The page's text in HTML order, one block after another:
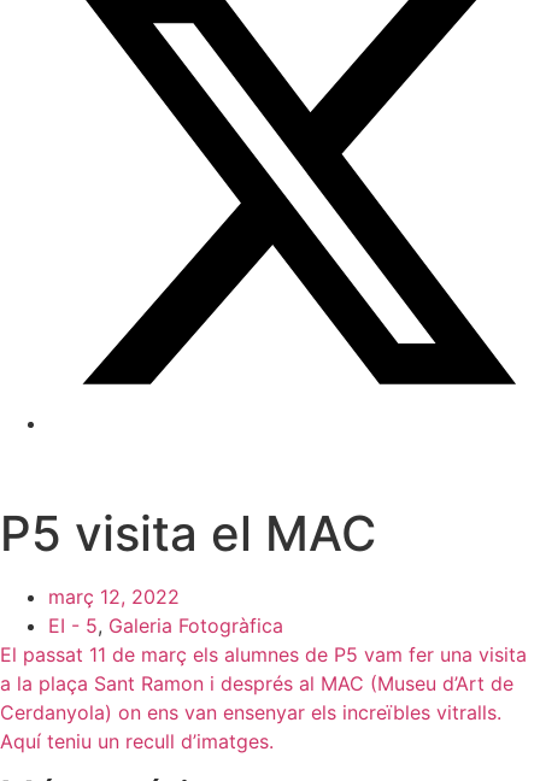
P5 visita el MAC
març 12, 2022
EI - 5, Galeria Fotogràfica
El passat 11 de març els alumnes de P5 vam fer una visita
a la plaça Sant Ramon i després al MAC (Museu d’Art de
Cerdanyola) on ens van ensenyar els increïbles vitralls.
Aquí teniu un recull d’imatges.